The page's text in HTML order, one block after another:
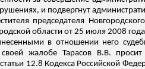
и подвергнут
председателя
области от 25 июля 2008
в отношении него
жалобе Тарасов В.В.
12.8 Кодекса Российской